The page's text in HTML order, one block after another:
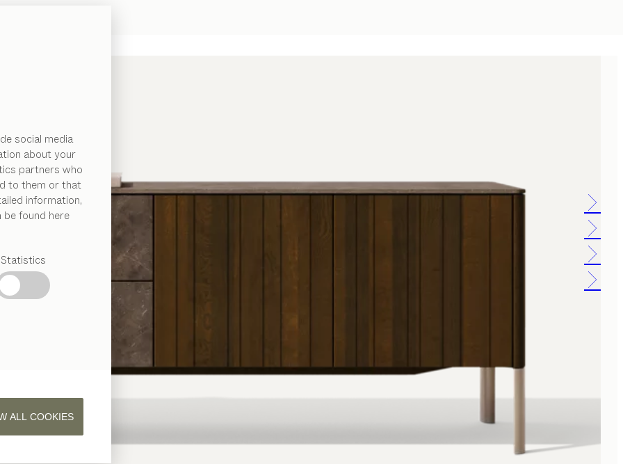
social media
about your
partners who
to them or that
information,
found here
Statistics
ALL COOKIES